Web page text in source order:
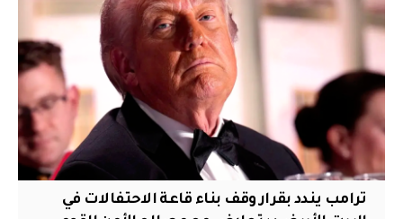
ترامب يندد بقرار وقف بناء قاعة الاحتفالات في